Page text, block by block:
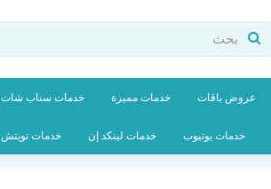
عروض باقات خدمات مميزة خدمات سناب شات
خدمات يوتيوب خدمات لينكد إن خدمات تويتش